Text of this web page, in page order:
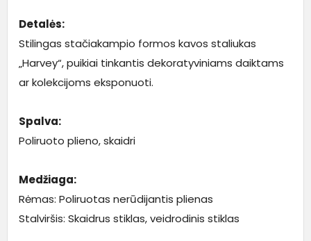
Detalės:
Stilingas stačiakampio formos kavos staliukas
„Harvey“, puikiai tinkantis dekoratyviniams daiktams
ar kolekcijoms eksponuoti.
Spalva:
Poliruoto plieno, skaidri
Medžiaga:
Rėmas: Poliruotas nerūdijantis plienas
Stalviršis: Skaidrus stiklas, veidrodinis stiklas